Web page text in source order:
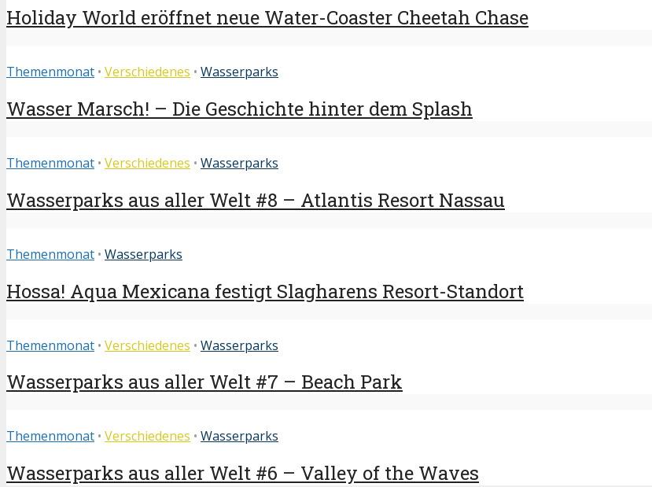
Holiday World eröffnet neue Water-Coaster Cheetah Chase
Themenmonat • Verschiedenes • Wasserparks
Wasser Marsch! – Die Geschichte hinter dem Splash
Themenmonat • Verschiedenes • Wasserparks
Wasserparks aus aller Welt #8 – Atlantis Resort Nassau
Themenmonat • Wasserparks
Hossa! Aqua Mexicana festigt Slagharens Resort-Standort
Themenmonat • Verschiedenes • Wasserparks
Wasserparks aus aller Welt #7 – Beach Park
Themenmonat • Verschiedenes • Wasserparks
Wasserparks aus aller Welt #6 – Valley of the Waves